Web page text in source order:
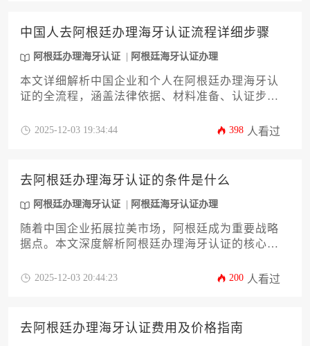
合规门槛，顺利开展跨国业务。
中国人去阿根廷办理海牙认证流程详细步骤
阿根廷办理海牙认证 阿根廷海牙认证办理
本文详细解析中国企业和个人在阿根廷办理海牙认
证的全流程，涵盖法律依据、材料准备、认证步骤
计，帮助用户高效完成文书国际合规化流程，规避
2025-12-03 19:34:44 398 人看过
去阿根廷办理海牙认证的条件是什么
阿根廷办理海牙认证 阿根廷海牙认证办理
随着中国企业拓展拉美市场，阿根廷成为重要战略
据点。本文深度解析阿根廷办理海牙认证的核心条
要点、办理机构选择及常见风险规避等关键环节。
文件跨境法律效力。
2025-12-03 20:44:23 200 人看过
去阿根廷办理海牙认证费用及价格指南